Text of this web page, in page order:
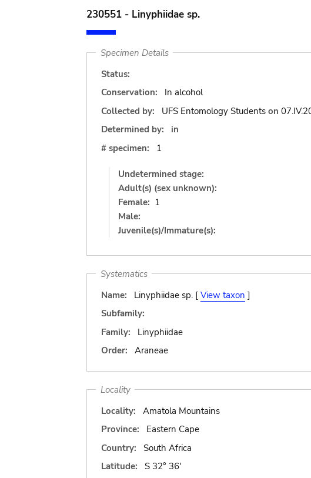
230551 - Linyphiidae sp.
Specimen Details
Status:
Conservation:
In alcohol
Collected by:
UFS Entomology Students on
Determined by:
in
# specimen:
1
Undetermined stage:
Adult(s) (sex unknown):
Female: 1
Male:
Juvenile(s)/Immature(s):
Systematics
Name:
Linyphiidae sp. [ View taxon ]
Subfamily:
Family:
Linyphiidae
Order:
Araneae
Locality
Locality:
Amatola Mountains
Province:
Eastern Cape
Country:
South Africa
Latitude:
S 32° 36'